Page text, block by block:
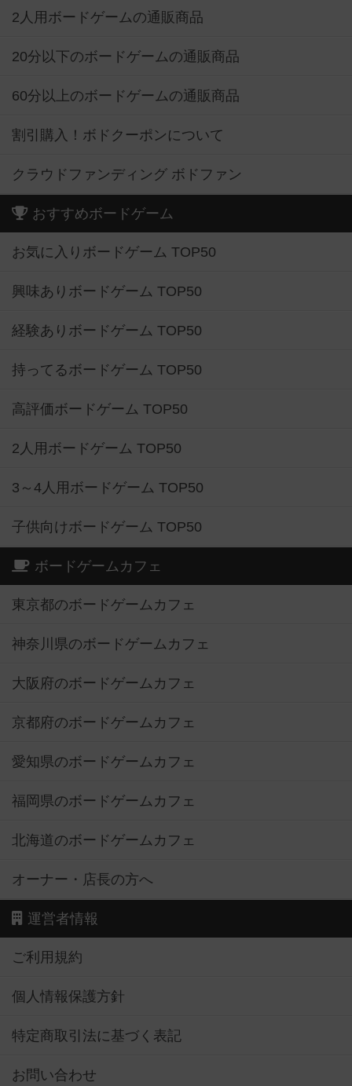
2人用ボードゲームの通販商品
20分以下のボードゲームの通販商品
60分以上のボードゲームの通販商品
割引購入！ボドクーポンについて
クラウドファンディング ボドファン
おすすめボードゲーム
お気に入りボードゲーム TOP50
興味ありボードゲーム TOP50
経験ありボードゲーム TOP50
持ってるボードゲーム TOP50
高評価ボードゲーム TOP50
2人用ボードゲーム TOP50
3～4人用ボードゲーム TOP50
子供向けボードゲーム TOP50
ボードゲームカフェ
東京都のボードゲームカフェ
神奈川県のボードゲームカフェ
大阪府のボードゲームカフェ
京都府のボードゲームカフェ
愛知県のボードゲームカフェ
福岡県のボードゲームカフェ
北海道のボードゲームカフェ
オーナー・店長の方へ
運営者情報
ご利用規約
個人情報保護方針
特定商取引法に基づく表記
お問い合わせ